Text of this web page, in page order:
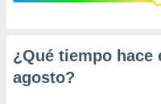
de¿Qué tiempo hace
agosto?